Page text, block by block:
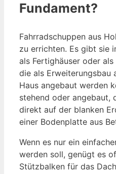
Fundament?
Fahrradschuppen aus
zu errichten. Es gibt sie
als Fertighäuser oder
die als Erweiterungsbau
Haus angebaut werden
stehend oder angebaut,
direkt auf der blanken
einer Bodenplatte aus
Wenn es nur ein
werden soll, genügt es
Stützbalken für das